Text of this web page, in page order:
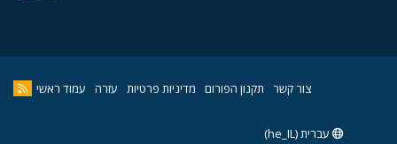
צור קשר תקנון הפורום מדיניות פרטיות עזרה עמוד ראשי
עברית (he_IL)